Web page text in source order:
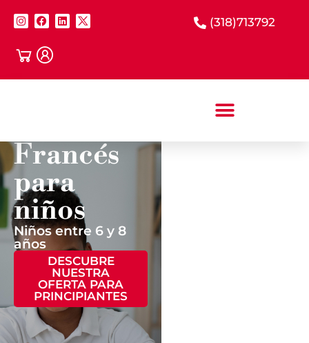
(318)713792
Francés
para
niños
Niños entre 6 y 8
años
DESCUBRE
NUESTRA
OFERTA PARA
PRINCIPIANTES